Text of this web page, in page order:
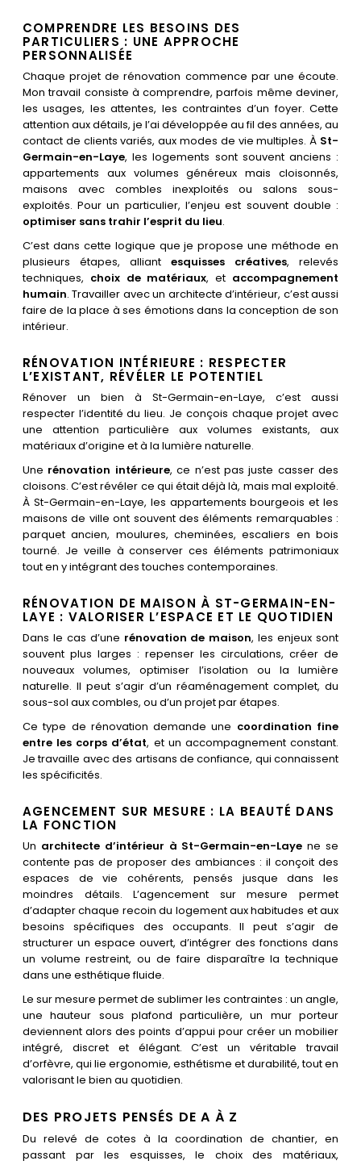
COMPRENDRE LES BESOINS DES
PARTICULIERS : UNE APPROCHE
PERSONNALISÉE
Chaque projet de rénovation commence par une écoute.
Mon travail consiste à comprendre, parfois même deviner,
les usages, les attentes, les contraintes d’un foyer. Cette
attention aux détails, je l’ai développée au fil des années, au
contact de clients variés, aux modes de vie multiples. À St-
Germain-en-Laye, les logements sont souvent anciens :
appartements aux volumes généreux mais cloisonnés,
maisons avec combles inexploités ou salons sous-
exploités. Pour un particulier, l’enjeu est souvent double :
optimiser sans trahir l’esprit du lieu.
C’est dans cette logique que je propose une méthode en
plusieurs étapes, alliantesquisses créatives, relevés
techniques, choix de matériaux, et accompagnement
humain. Travailler avec un architecte d’intérieur, c’est aussi
faire de la place à ses émotions dans la conception de son
intérieur.
RÉNOVATION INTÉRIEURE : RESPECTER
L’EXISTANT, RÉVÉLER LE POTENTIEL
Rénover un bien à St-Germain-en-Laye, c’est aussi
respecter l’identité du lieu. Je conçois chaque projet avec
une attention particulière aux volumes existants, aux
matériaux d’origine et à la lumière naturelle.
Une rénovation intérieure, ce n’est pas juste casser des
cloisons. C’est révéler ce qui était déjà là, mais mal exploité.
À St-Germain-en-Laye, les appartements bourgeois et les
maisons de ville ont souvent des éléments remarquables :
parquet ancien, moulures, cheminées, escaliers en bois
tourné. Je veille à conserver ces éléments patrimoniaux
tout en y intégrant des touches contemporaines.
RÉNOVATION DE MAISON À ST-GERMAIN-EN-
LAYE : VALORISER L’ESPACE ET LE QUOTIDIEN
Dans le cas d’une rénovation de maison, les enjeux sont
souvent plus larges : repenser les circulations, créer de
nouveaux volumes, optimiser l’isolation ou la lumière
naturelle. Il peut s’agir d’un réaménagement complet, du
sous-sol aux combles, ou d’un projet par étapes.
Ce type de rénovation demande une coordination fine
entre les corps d’état, et un accompagnement constant.
Je travaille avec des artisans de confiance, qui connaissent
les spécificités.
AGENCEMENT SUR MESURE : LA BEAUTÉ DANS
LA FONCTION
Un architecte d’intérieur à St-Germain-en-Laye ne se
contente pas de proposer des ambiances : il conçoit des
espaces de vie cohérents, pensés jusque dans les
moindres détails. L’agencement sur mesure permet
d’adapter chaque recoin du logement aux habitudes et aux
besoins spécifiques des occupants. Il peut s’agir de
structurer un espace ouvert, d’intégrer des fonctions dans
un volume restreint, ou de faire disparaître la technique
dans une esthétique fluide.
Le sur mesure permet de sublimer les contraintes : un angle,
une hauteur sous plafond particulière, un mur porteur
deviennent alors des points d’appui pour créer un mobilier
intégré, discret et élégant. C’est un véritable travail
d’orfèvre, qui lie ergonomie, esthétisme et durabilité, tout en
valorisant le bien au quotidien.
DES PROJETS PENSÉS DE A À Z
Du relevé de cotes à la coordination de chantier, en
passant par les esquisses, le choix des matériaux,